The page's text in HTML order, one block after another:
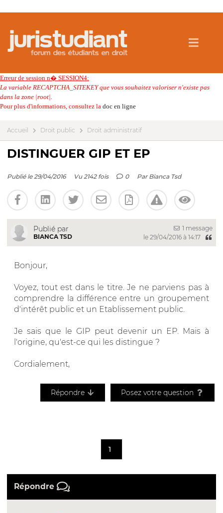
Erreur de session n� SESSION4:
La variable RECAPTCHA_SITEKEY que vous souhaitez valoriser n'existe pas
dans la zone |root|.
Pour plus d'informations, consultez la doc en ligne
Accueil Droit public Droit administratif
DISTINGUER GIP ET EP
Publié le 29/04/2016 Vu 2142 fois 0 Par Bianca Tsd
Publié par
BIANCA TSD
1 message
le 29/04/2016 à 14:17
Bonjour,
Voyez, tout est dans le titre. Je ne parviens pas à
comprendre la différence entre un groupement
d'intérêt public et un Etablissement public.
Je sais que le GIP peut devenir un EP. Mais à
l'origine, qu'est-ce qui les distingue ?
Cordialement,
Répondre Posez votre question
1
Répondre